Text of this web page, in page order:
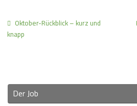
Oktober-Rückblick – kurz und
knapp
Der Job